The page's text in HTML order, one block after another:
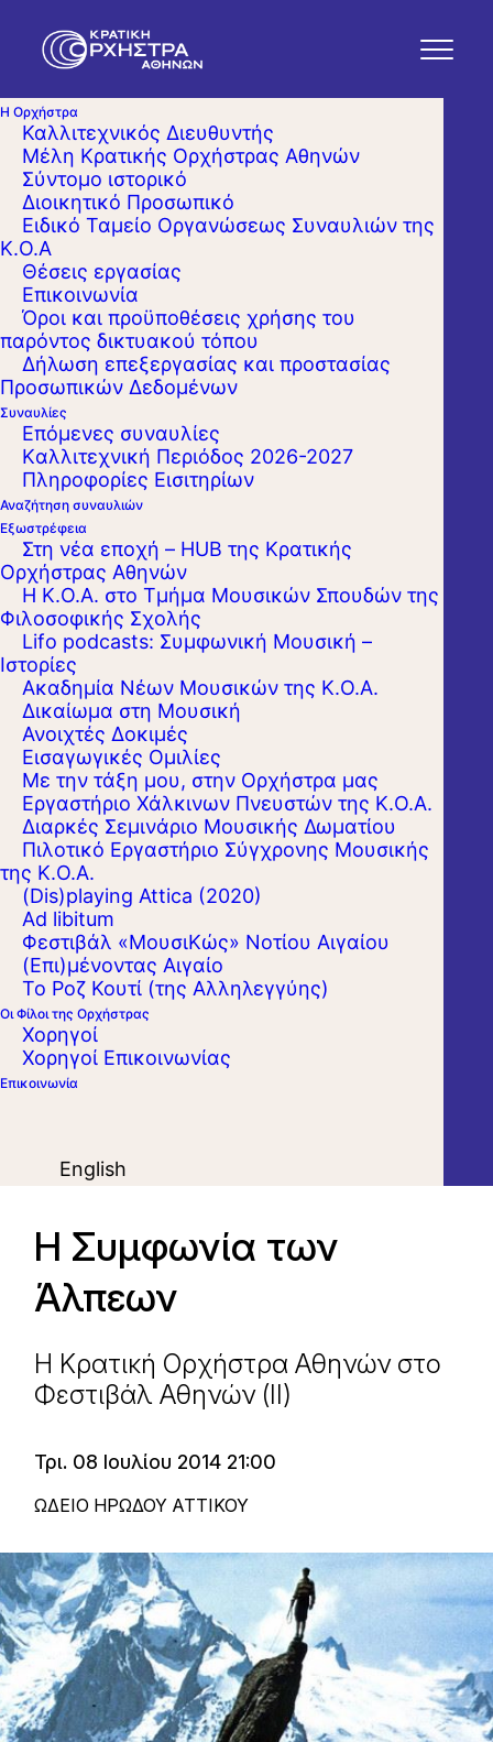
Η Ορχήστρα
Καλλιτεχνικός Διευθυντής
Μέλη Κρατικής Ορχήστρας Αθηνών
Σύντομο ιστορικό
Διοικητικό Προσωπικό
Ειδικό Ταμείο Οργανώσεως Συναυλιών της
Κ.Ο.Α
Θέσεις εργασίας
Επικοινωνία
Όροι και προϋποθέσεις χρήσης του
παρόντος δικτυακού τόπου
Δήλωση επεξεργασίας και προστασίας
Προσωπικών Δεδομένων
Συναυλίες
Επόμενες συναυλίες
Kαλλιτεχνική Περιόδος 2026-2027
Πληροφορίες Εισιτηρίων
Αναζήτηση συναυλιών
Εξωστρέφεια
Στη νέα εποχή – HUB της Κρατικής
Ορχήστρας Αθηνών
Η Κ.Ο.Α. στο Τμήμα Μουσικών Σπουδών της
Φιλοσοφικής Σχολής
Lifo podcasts: Συμφωνική Μουσική –
Ιστορίες
Ακαδημία Νέων Μουσικών της Κ.Ο.Α.
Δικαίωμα στη Μουσική
Ανοιχτές Δοκιμές
Εισαγωγικές Ομιλίες
Με την τάξη μου, στην Ορχήστρα μας
Εργαστήριo Χάλκινων Πνευστών της Κ.Ο.Α.
Διαρκές Σεμινάριο Μουσικής Δωματίου
Πιλοτικό Εργαστήριο Σύγχρονης Μουσικής
της Κ.Ο.Α.
(Dis)playing Attica (2020)
Ad libitum
Φεστιβάλ «ΜουσιΚώς» Νοτίου Αιγαίου
(Επι)μένοντας Αιγαίο
Το Ροζ Κουτί (της Αλληλεγγύης)
Οι Φίλοι της Ορχήστρας
Χορηγοί
Χορηγοί Επικοινωνίας
Επικοινωνία
English
Η Συμφωνία των
Άλπεων
Η Κρατική Ορχήστρα Αθηνών στο
Φεστιβάλ Αθηνών (ΙΙ)
Τρι. 08 Ιουλίου 2014 21:00
ΩΔΕΙΟ ΗΡΩΔΟΥ ΑΤΤΙΚΟΥ